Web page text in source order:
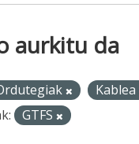
aurkitu da
Kablea
GTFS